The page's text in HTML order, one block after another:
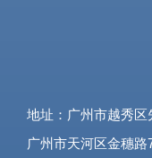
逐步向着规范化、
息管理专业技术人
加强病案学科青年
地址：广州市越秀区
广州市天河区金穗路